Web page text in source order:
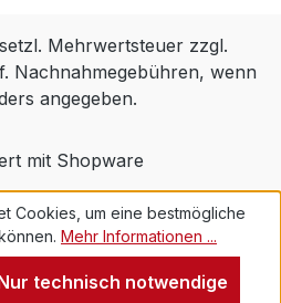
Mehrwertsteuer zzgl.
Nachnahmegebühren, wenn
angegeben.
mit Shopware
Cookies, um eine bestmögliche
Mehr Informationen ...
technisch notwendige